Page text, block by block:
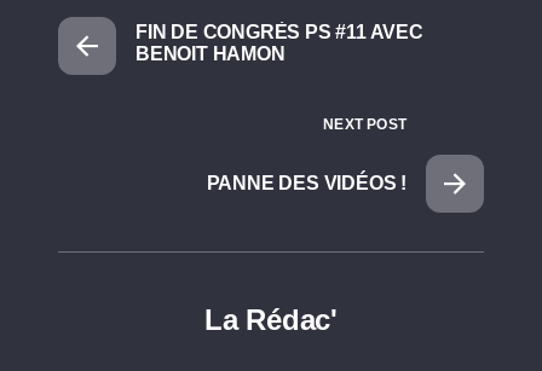
FIN DE CONGRÈS PS #11 AVEC
BENOIT HAMON
NEXT POST
PANNE DES VIDÉOS !
La Rédac'